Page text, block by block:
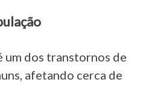
um dos transtornos de
afetando cerca de